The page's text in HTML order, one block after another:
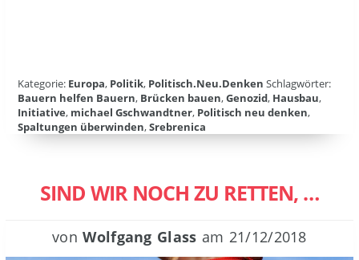
Kategorie: Europa, Politik, Politisch.Neu.Denken Schlagwörter:
Bauern helfen Bauern, Brücken bauen,Genozid, Hausbau,
Initiative, michael Gschwandtner, Politisch neu denken,
Spaltungen überwinden,Srebrenica
SIND WIR NOCH ZU RETTEN, …
vonWolfgang Glass am 21/12/2018